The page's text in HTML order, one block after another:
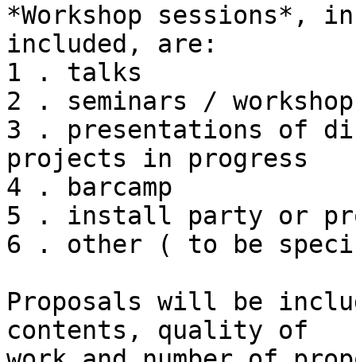
*Workshop sessions*,
included, are:
1 . talks
2 . seminars /
3 . presentations of
projects in progress
4 . barcamp
5 . install party or
6 . other ( to be
Proposals will be
contents, quality of